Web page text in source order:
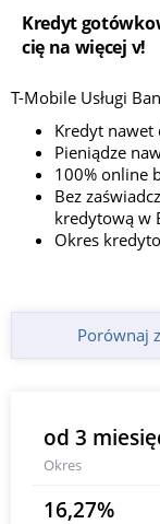
Kredyt
cię na więcej v!
T-Mobile Usługi
Kredyt nawet
Pieniądze
100% online
Bez
kredytową w
Okres
Porównaj
od 3
Okres
16,27%